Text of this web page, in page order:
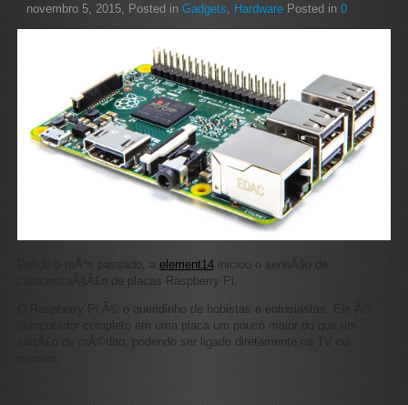
novembro 5, 2015, Posted in Gadgets HardwarePosted in 0
Desde o mÃªs passado, a element14iniciou o serviÃ§o de
customizaÃ§Ã£o de placas Raspberry Pi.
O Raspberry Pi Ã© o queridinho de hobistas e entusiastas. Ele Ã©
computador completo em uma placa um pouco maior do que um
cartÃ£o de crÃ©dito, podendo ser ligado diretamente na TV ou